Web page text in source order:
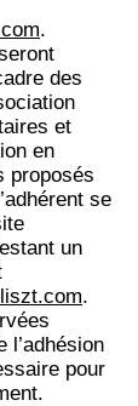
.
des
et
en
proposés
se
un
.
l’adhésion
pour